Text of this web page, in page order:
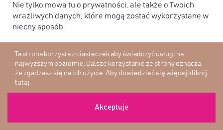
Nie tylko mowa tu o prywatności, ale także o Twoich
wrażliwych danych, które mogą zostać wykorzystane w
niecny sposób.
inne dokumenty, które mogłyby posłużyć do
popełnienia wykroczenia bądź wyłudzenia pieniędzy,
jeśliby tylko wpadły w niepowołane ręce.
sobie warto również, abyś w odpowiedni sposób
podszedł do archiwizacji danych i sposobu ich
Ta strona korzysta z ciasteczek aby świadczyć usługi na
najwyższym poziomie. Dalsze korzystanie ze strony oznacza,
że zgadzasz się na ich użycie. Aby dowiedzieć się więcej kliknij
tutaj.
Akceptuje